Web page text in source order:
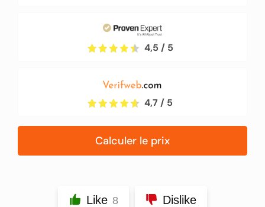
4,5 / 5
4,7 / 5
Calculer le prix
Like 8 Dislike